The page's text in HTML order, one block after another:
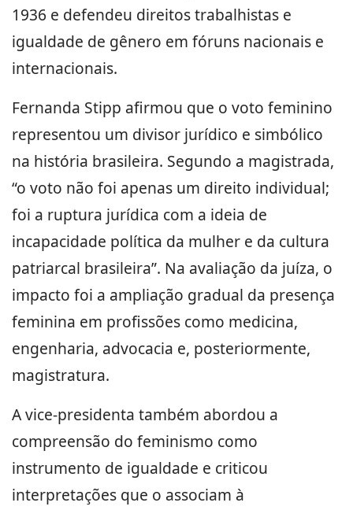
1936 e defendeu direitos trabalhistas e
igualdade de gênero em fóruns nacionais e
internacionais.
Fernanda Stipp afirmou que o voto feminino
representou um divisor jurídico e simbólico
na história brasileira. Segundo a magistrada,
“o voto não foi apenas um direito individual;
foi a ruptura jurídica com a ideia de
incapacidade política da mulher e da cultura
patriarcal brasileira”. Na avaliação da juíza, o
impacto foi a ampliação gradual da presença
feminina em profissões como medicina,
engenharia, advocacia e, posteriormente,
magistratura.
A vice-presidenta também abordou a
compreensão do feminismo como
instrumento de igualdade e criticou
interpretações que o associam à